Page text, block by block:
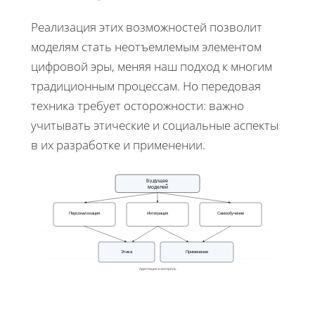
Реализация этих возможностей позволит
моделям стать неотъемлемым элементом
цифровой эры, меняя наш подход к многим
традиционным процессам. Но передовая
техника требует осторожности: важно
учитывать этические и социальные аспекты
в их разработке и применении.
Будущее
моделей
Персонализация Интеграция Самообучение
Этика Применение
Адаптация и контроль